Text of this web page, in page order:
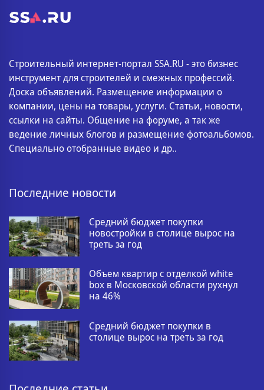
Строительный интернет-портал SSA.RU - это бизнес
инструмент для строителей и смежных профессий.
Доска объявлений. Размещение информации о
компании, цены на товары, услуги. Статьи, новости,
ссылки на сайты. Общение на форуме, а так же
ведение личных блогов и размещение фотоальбомов.
Специально отобранные видео и др..
Последние новости
Средний бюджет покупки
новостройки в столице вырос на
треть за год
Объем квартир с отделкой white
box в Московской области рухнул
на 46%
Средний бюджет покупки в
столице вырос на треть за год